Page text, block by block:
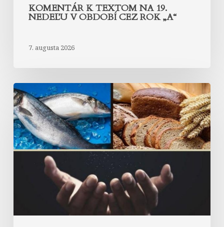
KOMENTÁR K TEXTOM NA 19.
NEDEĽU V OBDOBÍ CEZ ROK „A“
7. augusta 2026
Komentár
k
textom
na
18.
nedeľu
„A“